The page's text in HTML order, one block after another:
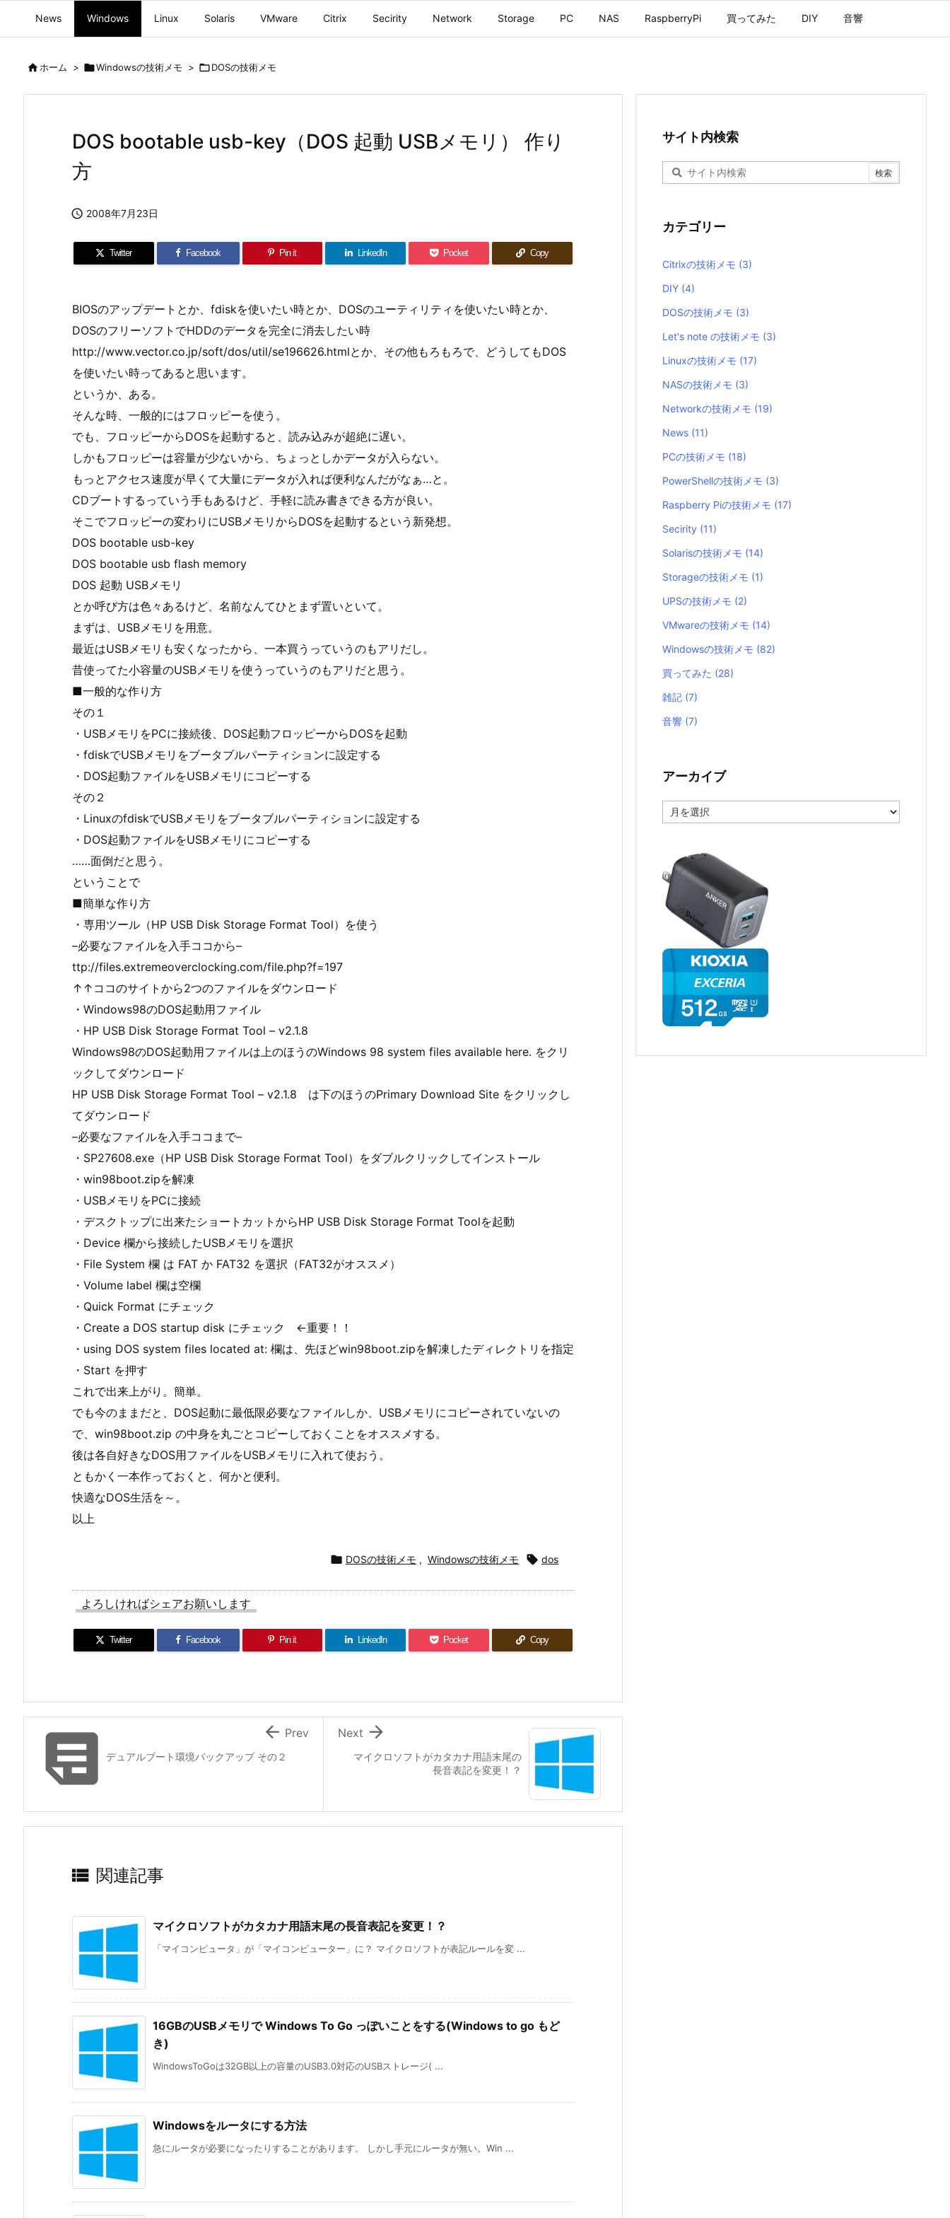
News Windows Linux Solaris VMware Citrix Secirity Network Storage PC NAS RaspberryPi 買ってみた DIY 音響
ホーム > Windowsの技術メモ > DOSの技術メモ
DOS bootable usb-key（DOS 起動 USBメモリ） 作り
方
 2008年7月23日
Twitter Facebook Pin it LinkedIn Pocket Copy
BIOSのアップデートとか、fdiskを使いたい時とか、DOSのユーティリティを使いたい時とか、
DOSのフリーソフトでHDDのデータを完全に消去したい時
http://www.vector.co.jp/soft/dos/util/se196626.htmlとか、その他もろもろで、どうしてもDOS
を使いたい時ってあると思います。
というか、ある。
そんな時、一般的にはフロッピーを使う。
でも、フロッピーからDOSを起動すると、読み込みが超絶に遅い。
しかもフロッピーは容量が少ないから、ちょっとしかデータが入らない。
もっとアクセス速度が早くて大量にデータが入れば便利なんだがなぁ…と。
CDブートするっていう手もあるけど、手軽に読み書きできる方が良い。
そこでフロッピーの変わりにUSBメモリからDOSを起動するという新発想。
DOS bootable usb-key
DOS bootable usb flash memory
DOS 起動 USBメモリ
とか呼び方は色々あるけど、名前なんてひとまず置いといて。
まずは、USBメモリを用意。
最近はUSBメモリも安くなったから、一本買うっていうのもアリだし。
昔使ってた小容量のUSBメモリを使うっていうのもアリだと思う。
■一般的な作り方
その１
・USBメモリをPCに接続後、DOS起動フロッピーからDOSを起動
・fdiskでUSBメモリをブータブルパーティションに設定する
・DOS起動ファイルをUSBメモリにコピーする
その２
・LinuxのfdiskでUSBメモリをブータブルパーティションに設定する
・DOS起動ファイルをUSBメモリにコピーする
……面倒だと思う。
ということで
■簡単な作り方
・専用ツール（HP USB Disk Storage Format Tool）を使う
–必要なファイルを入手ココから–
ttp://files.extremeoverclocking.com/file.php?f=197
↑↑ココのサイトから2つのファイルをダウンロード
・Windows98のDOS起動用ファイル
・HP USB Disk Storage Format Tool – v2.1.8
Windows98のDOS起動用ファイルは上のほうのWindows 98 system files available here. をクリ
ックしてダウンロード
HP USB Disk Storage Format Tool – v2.1.8 は下のほうのPrimary Download Site をクリックし
てダウンロード
–必要なファイルを入手ココまで–
・SP27608.exe（HP USB Disk Storage Format Tool）をダブルクリックしてインストール
・win98boot.zipを解凍
・USBメモリをPCに接続
・デスクトップに出来たショートカットからHP USB Disk Storage Format Toolを起動
・Device 欄から接続したUSBメモリを選択
・File System 欄 は FAT か FAT32 を選択（FAT32がオススメ）
・Volume label 欄は空欄
・Quick Format にチェック
・Create a DOS startup disk にチェック ←重要！！
・using DOS system files located at: 欄は、先ほどwin98boot.zipを解凍したディレクトリを指定
・Start を押す
これで出来上がり。簡単。
でも今のままだと、DOS起動に最低限必要なファイルしか、USBメモリにコピーされていないの
で、win98boot.zip の中身を丸ごとコピーしておくことをオススメする。
後は各自好きなDOS用ファイルをUSBメモリに入れて使おう。
ともかく一本作っておくと、何かと便利。
快適なDOS生活を～。
以上
 DOSの技術メモ , Windowsの技術メモ  dos
よろしければシェアお願いします
Twitter Facebook Pin it LinkedIn Pocket Copy
マイクロソフトがカタカナ用語末尾の
長音表記を変更！？

Next
デュアルブート環境バックアップ その２
 Prev
 関連記事
マイクロソフトがカタカナ用語末尾の長音表記を変更！？
「マイコンピュータ」が「マイコンピューター」に？ マイクロソフトが表記ルールを変 ...
16GBのUSBメモリで Windows To Go っぽいことをする(Windows to go もど
き)
WindowsToGoは32GB以上の容量のUSB3.0対応のUSBストレージ( ...
Windowsをルータにする方法
急にルータが必要になったりすることがあります。 しかし手元にルータが無い。Win ...
サイト内検索
カテゴリー
Citrixの技術メモ (3)
DIY (4)
DOSの技術メモ (3)
Let's note の技術メモ (3)
Linuxの技術メモ (17)
NASの技術メモ (3)
Networkの技術メモ (19)
News (11)
PCの技術メモ (18)
PowerShellの技術メモ (3)
Raspberry Piの技術メモ (17)
Secirity (11)
Solarisの技術メモ (14)
Storageの技術メモ (1)
UPSの技術メモ (2)
VMwareの技術メモ (14)
Windowsの技術メモ (82)
買ってみた (28)
雑記 (7)
音響 (7)
アーカイブ
ー